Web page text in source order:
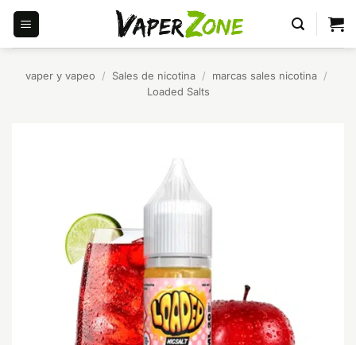
Saltar
contenido
vaper y vapeo / Sales de nicotina / marcas sales nicotina /
Loaded Salts